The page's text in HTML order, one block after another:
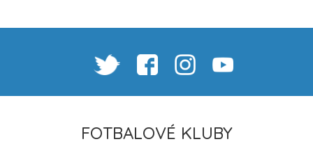
FOTBALOVÉ KLUBY